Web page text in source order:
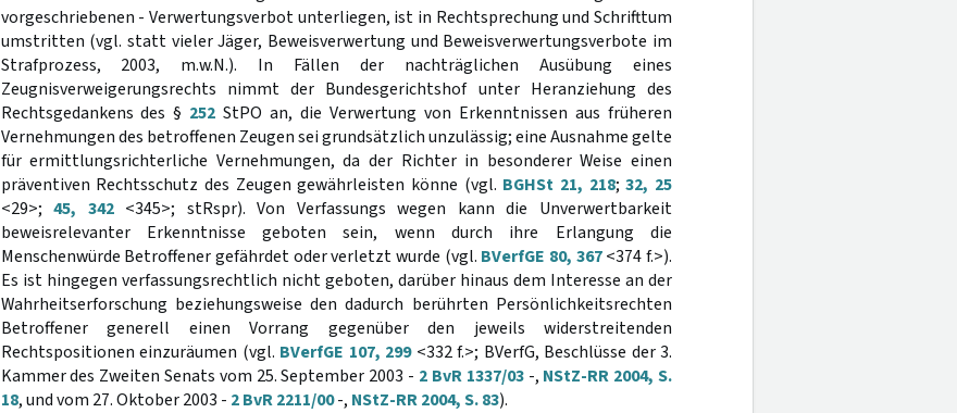
vorgeschriebenen - Verwertungsverbot unterliegen, ist in Rechtsprechung und Schrifttum
umstritten (vgl. statt vieler Jäger, Beweisverwertung und Beweisverwertungsverbote im
Strafprozess, 2003, m.w.N.). In Fällen der nachträglichen Ausübung eines
Zeugnisverweigerungsrechts nimmt der Bundesgerichtshof unter Heranziehung des
Rechtsgedankens des § 252 StPO an, die Verwertung von Erkenntnissen aus früheren
Vernehmungen des betroffenen Zeugen sei grundsätzlich unzulässig; eine Ausnahme gelte
für ermittlungsrichterliche Vernehmungen, da der Richter in besonderer Weise einen
präventiven Rechtsschutz des Zeugen gewährleisten könne (vgl. BGHSt 21, 218;32, 25
<29>;45, 342<345>; stRspr). Von Verfassungs wegen kann die Unverwertbarkeit
beweisrelevanter Erkenntnisse geboten sein, wenn durch ihre Erlangung die
Menschenwürde Betroffener gefährdet oder verletzt wurde (vgl. BVerfGE 80, 367<374 f.>).
Es ist hingegen verfassungsrechtlich nicht geboten, darüber hinaus dem Interesse an der
Wahrheitserforschung beziehungsweise den dadurch berührten Persönlichkeitsrechten
Betroffener generell einen Vorrang gegenüber den jeweils widerstreitenden
Rechtspositionen einzuräumen (vgl. BVerfGE 107, 299<332 f.>; BVerfG, Beschlüsse der 3.
Kammer des Zweiten Senats vom 25. September 2003 - 2 BvR 1337/03-, NStZ-RR 2004, S.
18, und vom 27. Oktober 2003 - 2 BvR 2211/00-, NStZ-RR 2004, S. 83).